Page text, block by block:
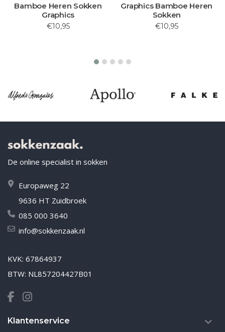
Bamboe Heren Sokken
Graphics
€10,95
Graphics Bamboe Heren
Sokken
€10,95
De online specialist in sokken
Europaweg 22
9636 HT Zuidbroek
085 000 3640
info@sokkenzaak.nl
KVK: 67864937
BTW: NL857204427B01
Klantenservice